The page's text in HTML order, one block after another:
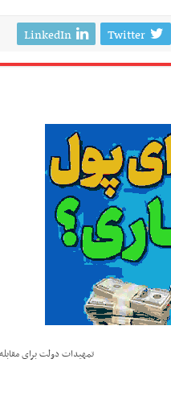
Twitter
LinkedIn
تمهیدات دولت برای